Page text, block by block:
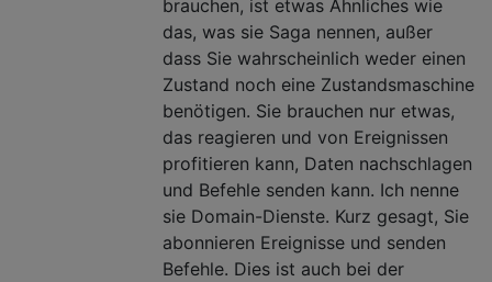
brauchen, ist etwas Ähnliches wie
das, was sie Saga nennen, außer
dass Sie wahrscheinlich weder einen
Zustand noch eine Zustandsmaschine
benötigen. Sie brauchen nur etwas,
das reagieren und von Ereignissen
profitieren kann, Daten nachschlagen
und Befehle senden kann. Ich nenne
sie Domain-Dienste. Kurz gesagt, Sie
abonnieren Ereignisse und senden
Befehle. Dies ist auch bei der